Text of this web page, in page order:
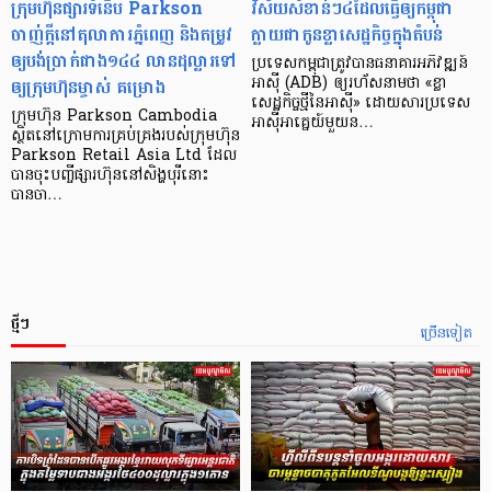
ក្រុមហ៊ុនផ្សារទំនើប Parkson
ចាញ់ក្ដីនៅតុលាការភ្នំពេញ និងតម្រូវ
ឲ្យបង់ប្រាក់ជាង១៤៤ លានដុល្លារទៅ
ឲ្យក្រុមហ៊ុនម្ចាស់ គម្រោង
ក្រុមហ៊ុន Parkson Cambodia
ស្ថិតនៅក្រោមការគ្រប់គ្រងរបស់ក្រុមហ៊ុន
Parkson Retail Asia Ltd ដែល
បានចុះបញ្ចីផ្សារហ៊ុននៅសិង្ហបុរីនោះ
បានចា…
វិស័យ​សំខាន់ៗ​៤​ដែល​ធ្វើ​ឲ្យ​កម្ពុជា​
ក្លាយ​ជា​កូន​ខ្លា​សេដ្ឋកិច្ច​ក្នុង​តំបន់
ប្រទេស​កម្ពុជា​ត្រូវ​បាន​ធនាគារ​អភិវឌ្ឍន៍​
អាស៊ី (ADB) ឲ្យ​រហ័ស​នាមថា «ខ្លា​
សេដ្ឋកិច្ច​ថ្មី​នៃ​អាស៊ី» ដោយសារ​ប្រទេស​
អាស៊ី​អាគ្នេយ៍​មួយ​ន…
ច្រើនទៀត
ថ្មីៗ